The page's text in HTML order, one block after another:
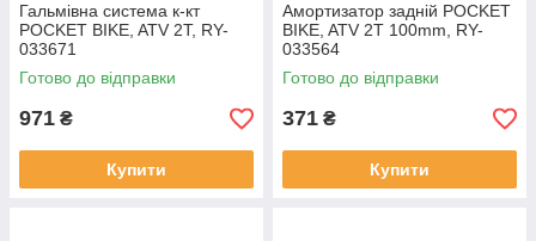
Гальмівна система к-кт
POCKET BIKE, ATV 2T, RY-
033671
Готово до відправки
971 ₴
Купити
Амортизатор задній POCKET
BIKE, ATV 2T 100mm, RY-
033564
Готово до відправки
371 ₴
Купити